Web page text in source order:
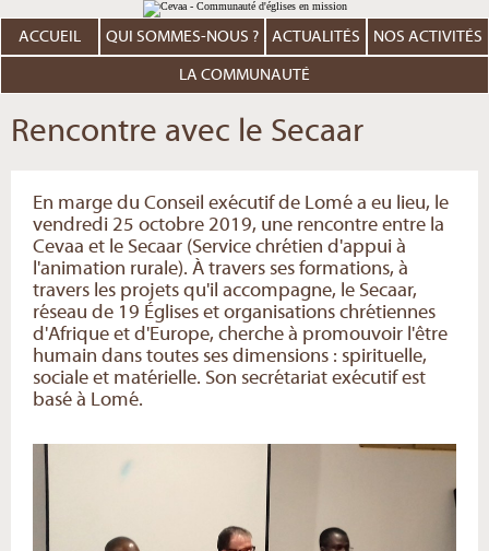
au
contenu.
Aller
personnels
ACCUEIL QUI SOMMES-NOUS ? ACTUALITÉS NOS ACTIVITÉS
LA COMMUNAUTÉ
Rencontre avec le Secaar
En marge du Conseil exécutif de Lomé a eu lieu, le
vendredi 25 octobre 2019, une rencontre entre la
Cevaa et le Secaar (Service chrétien d'appui à
l'animation rurale). À travers ses formations, à
travers les projets qu'il accompagne, le Secaar,
réseau de 19 Églises et organisations chrétiennes
d'Afrique et d'Europe, cherche à promouvoir l'être
humain dans toutes ses dimensions : spirituelle,
sociale et matérielle. Son secrétariat exécutif est
basé à Lomé.